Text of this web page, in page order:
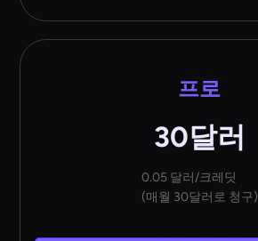
프로
30달러
0.05 달러/크레딧
(매월 30달러로 청구)